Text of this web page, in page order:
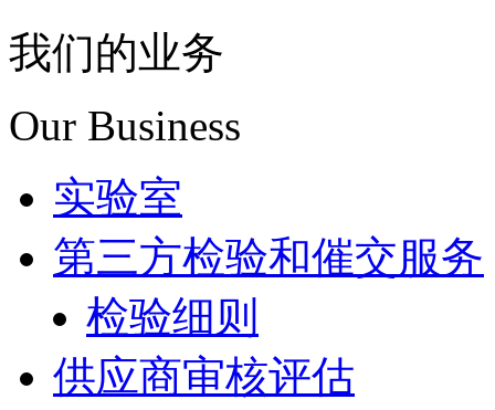
我们的业务
Our Business
实验室
第三方检验和催交服务
检验细则
供应商审核评估